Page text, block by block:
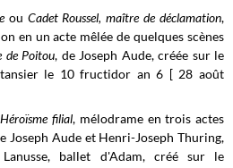
ou Cadet Roussel, maître de déclamation,
en un acte mêlée de quelques scènes
de Poitou, de Joseph Aude, créée sur le
le 10 fructidor an 6 [ 28 août
filial, mélodrame en trois actes
Joseph Aude et Henri-Joseph Thuring,
ballet d'Adam, créé sur le